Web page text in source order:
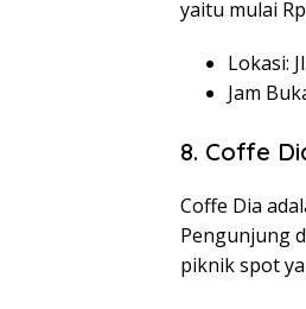
yaitu mulai
Lokasi:
Jam
8. Coffe
Coffe Dia
Pengunjung
piknik spot